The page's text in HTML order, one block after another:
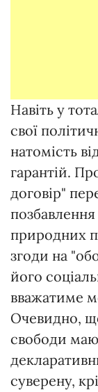
Навіть у
свої
натомість
гарантій.
договір"
природних
згоди на
його
вважатиме
Очевидно,
свободи
суверену,